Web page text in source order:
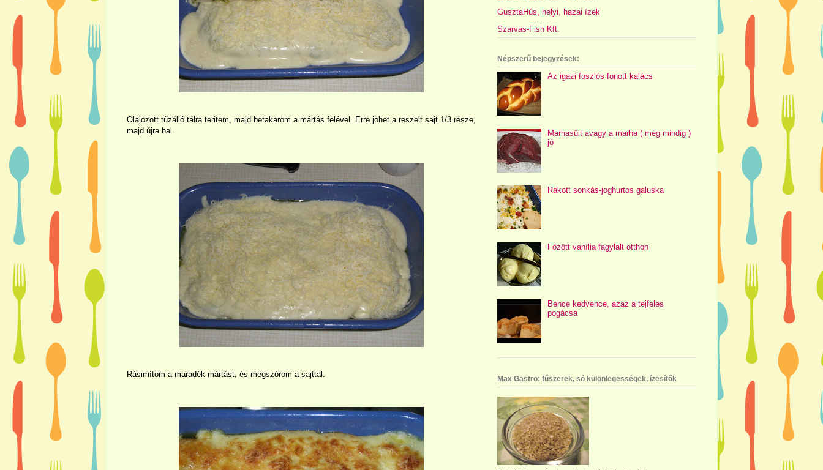
Olajozott tűzálló tálra teritem, majd betakarom a mártás felével. Erre jöhet a reszelt sajt 1/3 része,
majd újra hal.
Rásimítom a maradék mártást, és megszórom a sajttal.
GusztaHús, helyi, hazai ízek
Szarvas-Fish Kft.
Népszerű bejegyzések:
Az igazi foszlós fonott kalács
Marhasült avagy a marha ( még mindig )
jó
Rakott sonkás-joghurtos galuska
Főzött vanília fagylalt otthon
Bence kedvence, azaz a tejfeles
pogácsa
Max Gastro: fűszerek, só különlegességek, ízesítők